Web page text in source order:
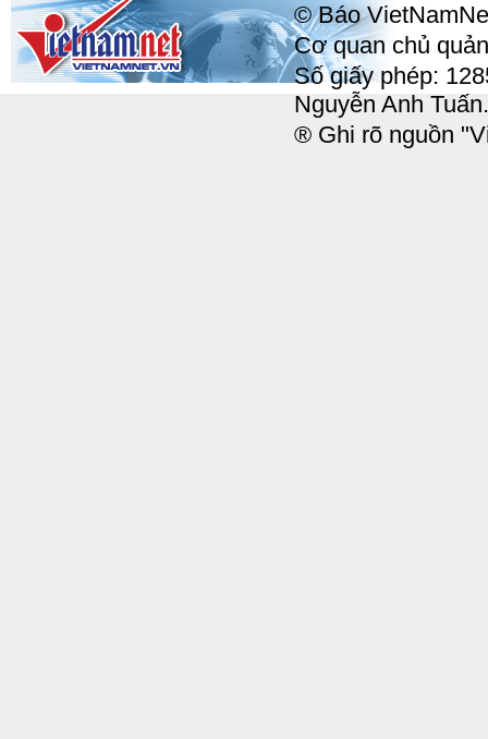
© Báo
Cơ quan chủ
Số giấy phép:
Nguyễn Anh Tuấn.
® Ghi rõ nguồn